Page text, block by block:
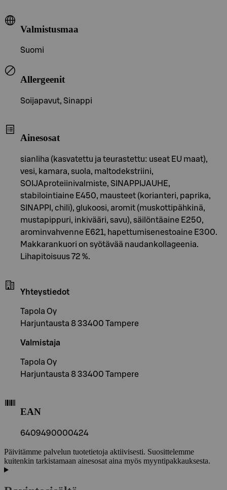
Valmistusmaa
Suomi
Allergeenit
Soijapavut, Sinappi
Ainesosat
sianliha (kasvatettu ja teurastettu: useat EU maat),
vesi, kamara, suola, maltodekstriini,
SOIJAproteiinivalmiste, SINAPPIJAUHE,
stabilointiaine E450, mausteet (korianteri, paprika,
SINAPPI, chili), glukoosi, aromit (muskottipähkinä,
mustapippuri, inkivääri, savu), säilöntäaine E250,
arominvahvenne E621, hapettumisenestoaine E300.
Makkarankuori on syötävää naudankollageenia.
Lihapitoisuus 72 %.
Yhteystiedot
Tapola Oy
Harjuntausta 8 33400 Tampere
Valmistaja
Tapola Oy
Harjuntausta 8 33400 Tampere
EAN
6409490000424
Päivitämme palvelun tuotetietoja aktiivisesti. Suosittelemme
kuitenkin tarkistamaan ainesosat aina myös myyntipakkauksesta.